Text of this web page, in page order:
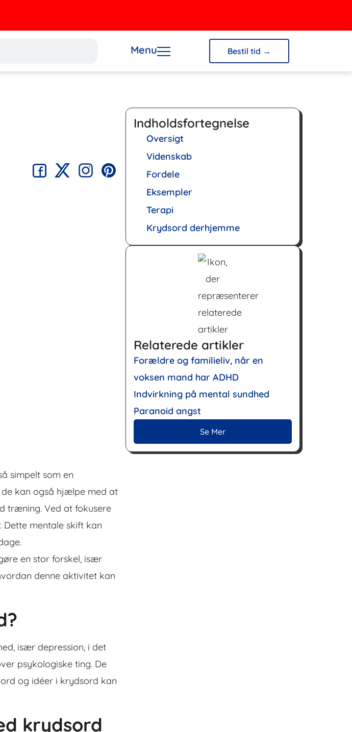
Menu Bestil tid →
simpelt som en
kan også hjælpe med at
træning. Ved at fokusere
mentale skift kan
en stor forskel, især
denne aktivitet kan
især depression, i det
psykologiske ting. De
og idéer i krydsord kan
krydsord
Indholdsfortegnelse
Oversigt
Videnskab
Fordele
Eksempler
Terapi
Krydsord derhjemme
Relaterede artikler
Forældre og familieliv, når en
voksen mand har ADHD
Indvirkning på mental sundhed
Paranoid angst
Se Mer